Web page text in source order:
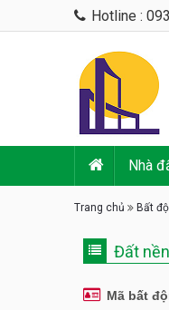
Hotline :
Nhà
Trang chủ Bất
Đất
Mã bất